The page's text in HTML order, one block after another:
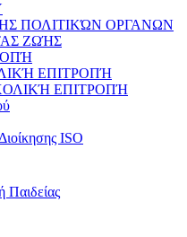
ΠΟΛΙΤΙΚΏΝ ΟΡΓΑΝΩΝ
ΖΩΉΣ
ΕΠΙΤΡΟΠΉ
ΕΠΙΤΡΟΠΉ
ISO
Παιδείας